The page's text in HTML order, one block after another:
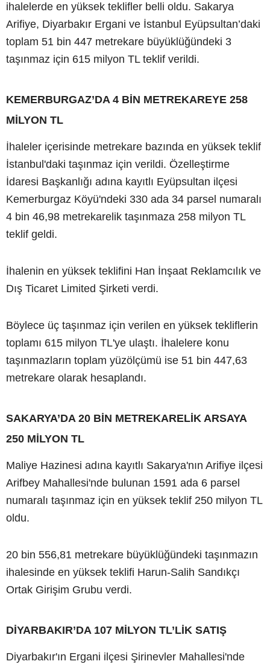
ihalelerde en yüksek teklifler belli oldu. Sakarya
Arifiye, Diyarbakır Ergani ve İstanbul Eyüpsultan’daki
toplam 51 bin 447 metrekare büyüklüğündeki 3
taşınmaz için 615 milyon TL teklif verildi.
KEMERBURGAZ’DA 4 BİN METREKAREYE 258
MİLYON TL
İhaleler içerisinde metrekare bazında en yüksek teklif
İstanbul'daki taşınmaz için verildi. Özelleştirme
İdaresi Başkanlığı adına kayıtlı Eyüpsultan ilçesi
Kemerburgaz Köyü'ndeki 330 ada 34 parsel numaralı
4 bin 46,98 metrekarelik taşınmaza 258 milyon TL
teklif geldi.
İhalenin en yüksek teklifini Han İnşaat Reklamcılık ve
Dış Ticaret Limited Şirketi verdi.
Böylece üç taşınmaz için verilen en yüksek tekliflerin
toplamı 615 milyon TL'ye ulaştı. İhalelere konu
taşınmazların toplam yüzölçümü ise 51 bin 447,63
metrekare olarak hesaplandı.
SAKARYA’DA 20 BİN METREKARELİK ARSAYA
250 MİLYON TL
Maliye Hazinesi adına kayıtlı Sakarya'nın Arifiye ilçesi
Arifbey Mahallesi'nde bulunan 1591 ada 6 parsel
numaralı taşınmaz için en yüksek teklif 250 milyon TL
oldu.
20 bin 556,81 metrekare büyüklüğündeki taşınmazın
ihalesinde en yüksek teklifi Harun-Salih Sandıkçı
Ortak Girişim Grubu verdi.
DİYARBAKIR’DA 107 MİLYON TL’LİK SATIŞ
Diyarbakır'ın Ergani ilçesi Şirinevler Mahallesi'nde